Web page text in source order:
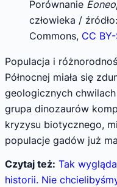
Porównanie
człowieka / źródło:
Commons, CC
Populacja i
Północnej miała się
geologicznych
grupa dinozaurów
kryzysu biotycznego,
populacje gadów już
Czytaj też: Tak
historii. Nie